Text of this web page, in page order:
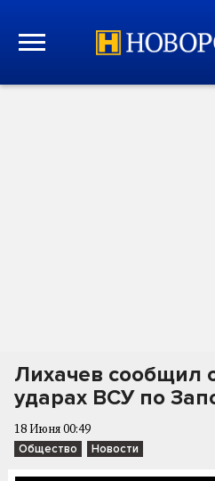
Лихачев сообщил
ударах ВСУ по
18 Июня 00:49
Общество Новости